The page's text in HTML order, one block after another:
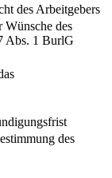
des Arbeitgebers
Wünsche des
Abs. 1 BurlG
des